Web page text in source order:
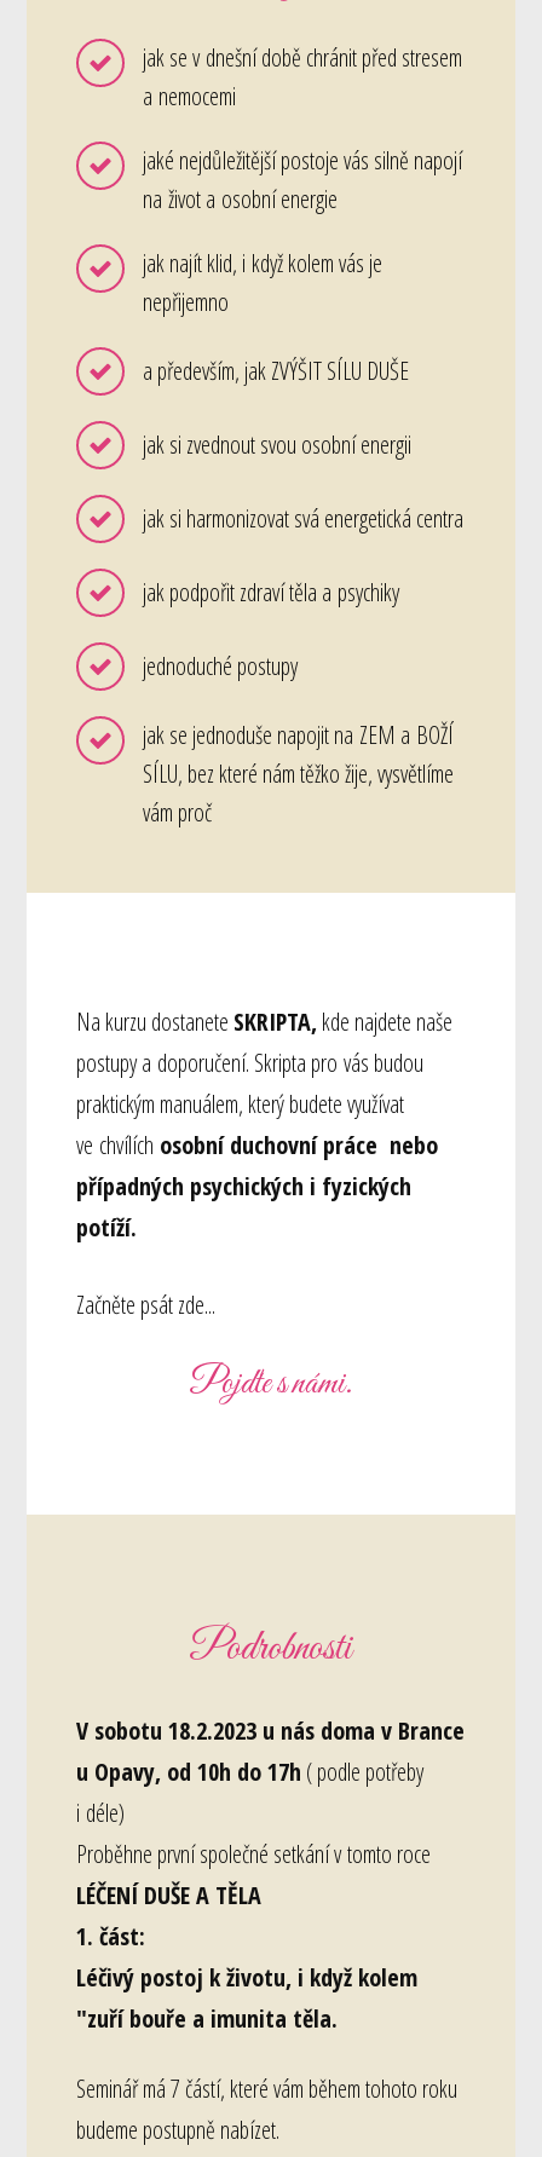
jak se v dnešní době chránit před stresem
a nemocemi
jaké nejdůležitější postoje vás silně napojí
na život a osobní energie
jak najít klid, i když kolem vás je
nepřijemno
a především, jak ZVÝŠIT SÍLU DUŠE
jak si zvednout svou osobní energii
jak si harmonizovat svá energetická centra
jak podpořit zdraví těla a psychiky
jednoduché postupy
jak se jednoduše napojit na ZEM a BOŽÍ
SÍLU, bez které nám těžko žije, vysvětlíme
vám proč
Na kurzu dostanete SKRIPTA, kde najdete naše
postupy a doporučení. Skripta pro vás budou
praktickým manuálem, který budete využívat
ve chvílích osobní duchovní práce nebo
případných psychických i fyzických
potíží.
Začněte psát zde...
Pojďte s námi.
Podrobnosti
V sobotu 18.2.2023 u nás doma v Brance
u Opavy, od 10h do 17h ( podle potřeby
i déle)
Proběhne první společné setkání v tomto roce
LÉČENÍ DUŠE A TĚLA
1. část:
Léčivý postoj k životu, i když kolem
"zuří bouře a imunita těla.
Seminář má 7 částí, které vám během tohoto roku
budeme postupně nabízet.